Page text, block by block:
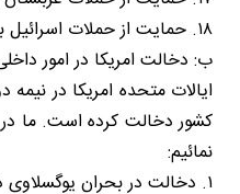
۱۸. حمایت از حملات اسرائیل به لبنان و فلسطین
ب: دخالت امریکا در امور
کشور دخالت کرده است. ما
نمائیم:
۱. دخالت در بحران یوگسلاوی در سال ۱۹۴۸